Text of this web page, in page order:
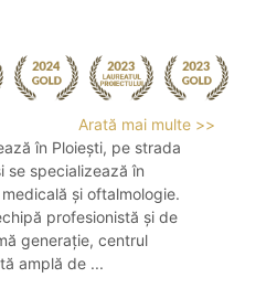
Arată mai multe >>
în Ploiești, pe strada
se specializează în
și oftalmologie.
profesionistă și de
generație, centrul
amplă de ...